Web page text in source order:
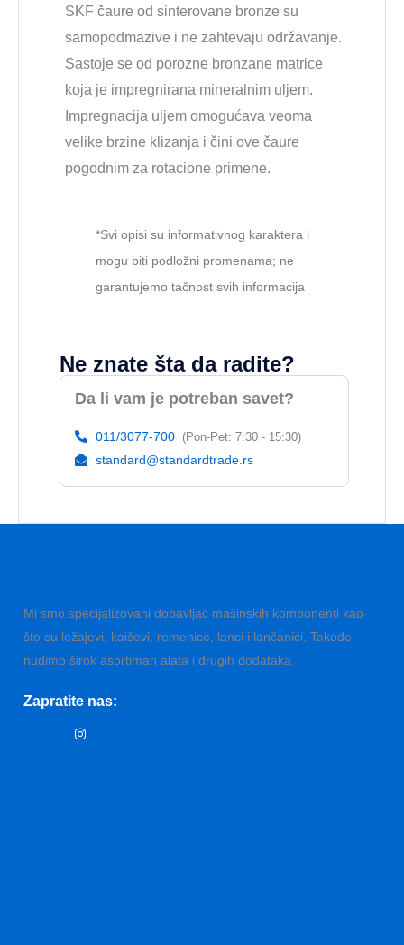
SKF čaure od sinterovane bronze su
samopodmazive i ne zahtevaju održavanje.
Sastoje se od porozne bronzane matrice
koja je impregnirana mineralnim uljem.
Impregnacija uljem omogućava veoma
velike brzine klizanja i čini ove čaure
pogodnim za rotacione primene.
*Svi opisi su informativnog karaktera i
mogu biti podložni promenama; ne
garantujemo tačnost svih informacija
Ne znate šta da radite?
Da li vam je potreban savet?
011/3077-700 (Pon-Pet: 7:30 - 15:30)
standard@standardtrade.rs
Mi smo specijalizovani dobavljač mašinskih komponenti kao
što su ležajevi, kaiševi, remenice, lanci i lančanici. Takođe
nudimo širok asortiman alata i drugih dodataka.
Zapratite nas: